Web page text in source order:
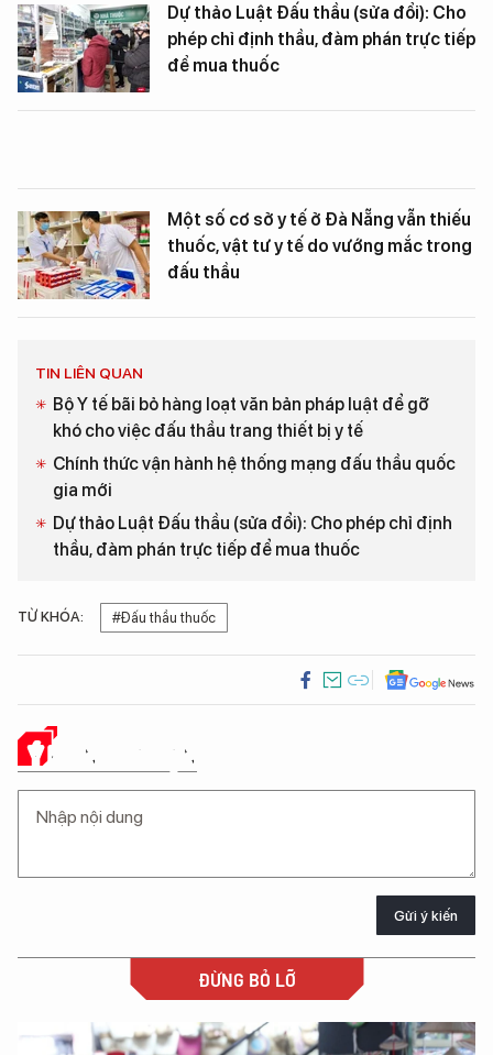
Dự thảo Luật Đấu thầu (sửa đổi): Cho
phép chỉ định thầu, đàm phán trực tiếp
để mua thuốc
Một số cơ sở y tế ở Đà Nẵng vẫn thiếu
thuốc, vật tư y tế do vướng mắc trong
đấu thầu
TIN LIÊN QUAN
Bộ Y tế bãi bỏ hàng loạt văn bản pháp luật để gỡ
khó cho việc đấu thầu trang thiết bị y tế
Chính thức vận hành hệ thống mạng đấu thầu quốc
gia mới
Dự thảo Luật Đấu thầu (sửa đổi): Cho phép chỉ định
thầu, đàm phán trực tiếp để mua thuốc
TỪ KHÓA: #Đấu thầu thuốc
Ý KIẾN CỦA BẠN
Gửi ý kiến
ĐỪNG BỎ LỠ